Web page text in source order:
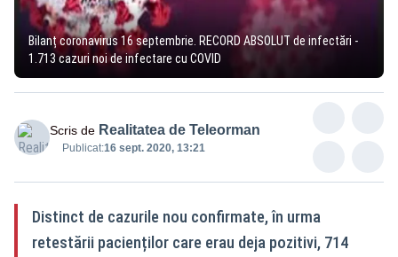
Bilanț coronavirus 16 septembrie. RECORD ABSOLUT de infectări -
1.713 cazuri noi de infectare cu COVID
Scris de Realitatea de Teleorman
Publicat:16 sept. 2020, 13:21
Distinct de cazurile nou confirmate, în urma
retestării pacienților care erau deja pozitivi, 714